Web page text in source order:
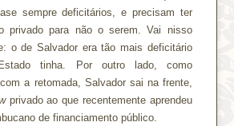
sempre deficitários, e precisam ter
privado para não o serem. Vai nisso
o de Salvador era tão mais deficitário
tinha. Por outro lado, como
a retomada, Salvador sai na frente,
privado ao que recentemente aprendeu
de financiamento público.